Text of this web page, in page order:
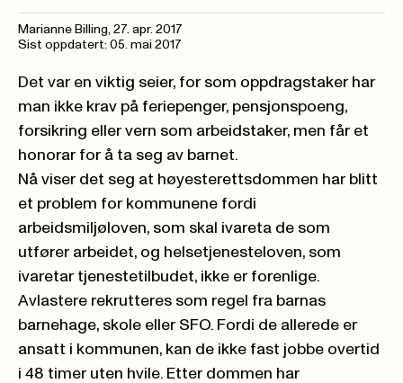
Marianne Billing, 27. apr. 2017
Sist oppdatert: 05. mai 2017
Det var en viktig seier, for som oppdragstaker har
man ikke krav på feriepenger, pensjonspoeng,
forsikring eller vern som arbeidstaker, men får et
honorar for å ta seg av barnet.
Nå viser det seg at høyesterettsdommen har blitt
et problem for kommunene fordi
arbeidsmiljøloven, som skal ivareta de som
utfører arbeidet, og helsetjenesteloven, som
ivaretar tjenestetilbudet, ikke er forenlige.
Avlastere rekrutteres som regel fra barnas
barnehage, skole eller SFO. Fordi de allerede er
ansatt i kommunen, kan de ikke fast jobbe overtid
i 48 timer uten hvile. Etter dommen har